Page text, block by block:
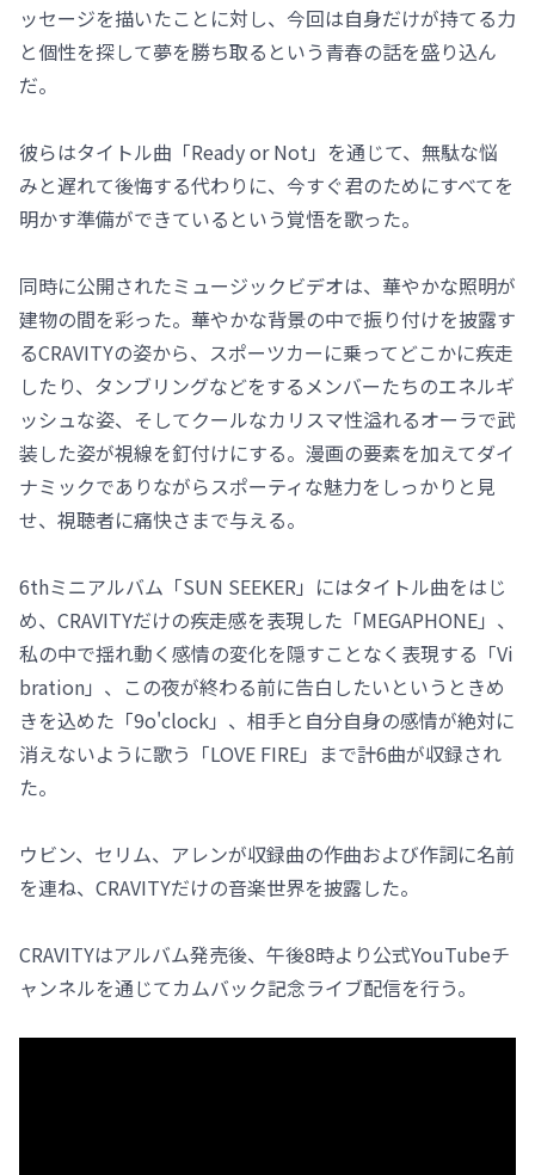
ッセージを描いたことに対し、今回は自身だけが持てる力
と個性を探して夢を勝ち取るという青春の話を盛り込ん
だ。
彼らはタイトル曲「Ready or Not」を通じて、無駄な悩
みと遅れて後悔する代わりに、今すぐ君のためにすべてを
明かす準備ができているという覚悟を歌った。
同時に公開されたミュージックビデオは、華やかな照明が
建物の間を彩った。華やかな背景の中で振り付けを披露す
るCRAVITYの姿から、スポーツカーに乗ってどこかに疾走
したり、タンブリングなどをするメンバーたちのエネルギ
ッシュな姿、そしてクールなカリスマ性溢れるオーラで武
装した姿が視線を釘付けにする。漫画の要素を加えてダイ
ナミックでありながらスポーティな魅力をしっかりと見
せ、視聴者に痛快さまで与える。
6thミニアルバム「SUN SEEKER」にはタイトル曲をはじ
め、CRAVITYだけの疾走感を表現した「MEGAPHONE」、
私の中で揺れ動く感情の変化を隠すことなく表現する「Vi
bration」、この夜が終わる前に告白したいというときめ
きを込めた「9o'clock」、相手と自分自身の感情が絶対に
消えないように歌う「LOVE FIRE」まで計6曲が収録され
た。
ウビン、セリム、アレンが収録曲の作曲および作詞に名前
を連ね、CRAVITYだけの音楽世界を披露した。
CRAVITYはアルバム発売後、午後8時より公式YouTubeチ
ャンネルを通じてカムバック記念ライブ配信を行う。